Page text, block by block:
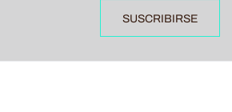
SUSCRIBIRSE